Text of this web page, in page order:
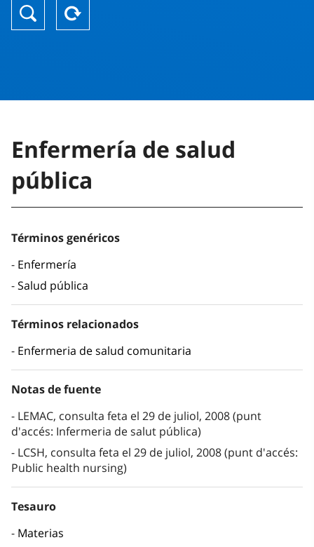
Enfermería de salud
pública
Términos genéricos
Enfermería
Salud pública
Términos relacionados
Enfermeria de salud comunitaria
Notas de fuente
LEMAC, consulta feta el 29 de juliol, 2008 (punt
d'accés: Infermeria de salut pública)
LCSH, consulta feta el 29 de juliol, 2008 (punt d'accés:
Public health nursing)
Tesauro
Materias